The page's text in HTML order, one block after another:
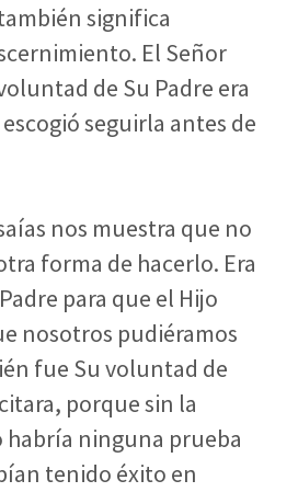
significa
El Señor
de Su Padre era
seguirla antes de
nos muestra que no
forma de hacerlo. Era
para que el Hijo
nosotros pudiéramos
fue Su voluntad de
porque sin la
habría ninguna prueba
tenido éxito en